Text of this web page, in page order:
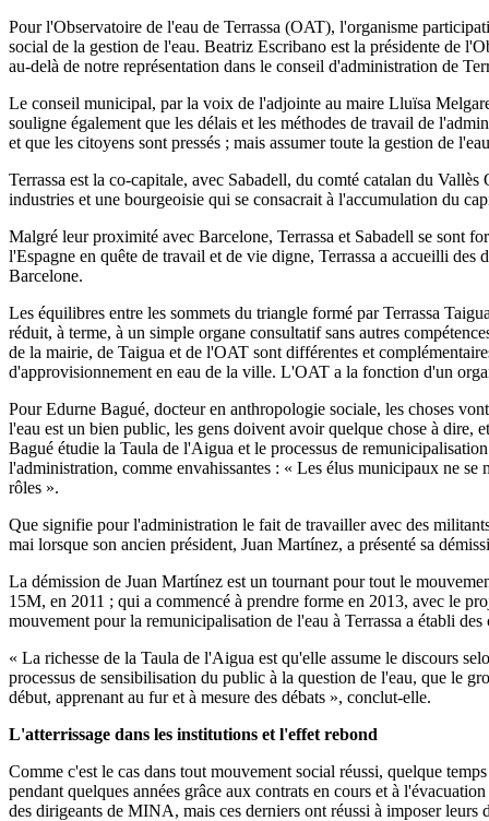
Pour l'Observatoire de l'eau de Terrassa (OAT), l'organisme
social de la gestion de l'eau. Beatriz Escribano est la présidente de
au-delà de notre représentation dans le conseil d'administration de
Le conseil municipal, par la voix de l'adjointe au maire Lluïsa
souligne également que les délais et les méthodes de travail de
et que les citoyens sont pressés ; mais assumer toute la gestion de
Terrassa est la co-capitale, avec Sabadell, du comté catalan du
industries et une bourgeoisie qui se consacrait à l'accumulation du
Malgré leur proximité avec Barcelone, Terrassa et Sabadell se sont
l'Espagne en quête de travail et de vie digne, Terrassa a accueilli
Barcelone.
Les équilibres entre les sommets du triangle formé par Terrassa
réduit, à terme, à un simple organe consultatif sans autres
de la mairie, de Taigua et de l'OAT sont différentes et
d'approvisionnement en eau de la ville. L'OAT a la fonction d'un
Pour Edurne Bagué, docteur en anthropologie sociale, les choses
l'eau est un bien public, les gens doivent avoir quelque chose à
Bagué étudie la Taula de l'Aigua et le processus de
l'administration, comme envahissantes : « Les élus municipaux ne se
rôles ».
Que signifie pour l'administration le fait de travailler avec des
mai lorsque son ancien président, Juan Martínez, a présenté sa
La démission de Juan Martínez est un tournant pour tout le
15M, en 2011 ; qui a commencé à prendre forme en 2013, avec le
mouvement pour la remunicipalisation de l'eau à Terrassa a établi
« La richesse de la Taula de l'Aigua est qu'elle assume le discours
processus de sensibilisation du public à la question de l'eau, que le
début, apprenant au fur et à mesure des débats », conclut-elle.
L'atterrissage dans les institutions et l'effet rebond
Comme c'est le cas dans tout mouvement social réussi, quelque
pendant quelques années grâce aux contrats en cours et à
des dirigeants de MINA, mais ces derniers ont réussi à imposer leurs